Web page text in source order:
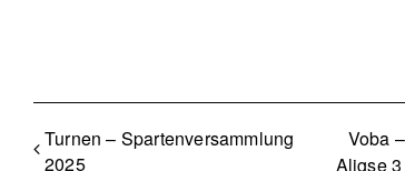
Turnen – Spartenversammlung
2025
Voba
Aligse 3